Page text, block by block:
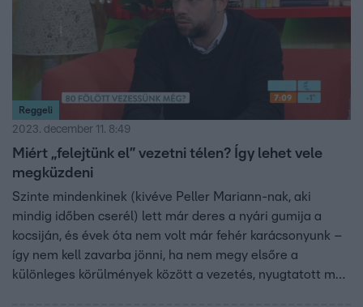
Reggeli
2023. december 11. 8:49
Miért „felejtünk el” vezetni télen? Így lehet vele
megküzdeni
Szinte mindenkinek (kivéve Peller Mariann-nak, aki
mindig időben cserél) lett már deres a nyári gumija a
kocsiján, és évek óta nem volt már fehér karácsonyunk –
így nem kell zavarba jönni, ha nem megy elsőre a
különleges körülmények között a vezetés, nyugtatott meg